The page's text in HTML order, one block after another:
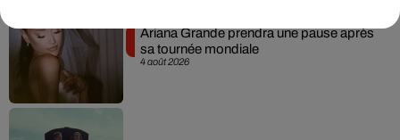
4 août 2026
Ariana Grande prendra une pause après
sa tournée mondiale